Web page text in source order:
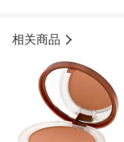
相关商品